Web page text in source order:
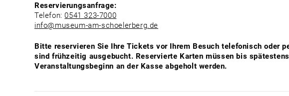
Reservierungsanfrage:
Telefon:0541 323-7000
info@museum-am-schoelerberg.de
Bitte reservieren Sie Ihre Tickets vor Ihrem Besuch telefonisch oder
sind frühzeitig ausgebucht. Reservierte Karten müssen bis
Veranstaltungsbeginn an der Kasse abgeholt werden.